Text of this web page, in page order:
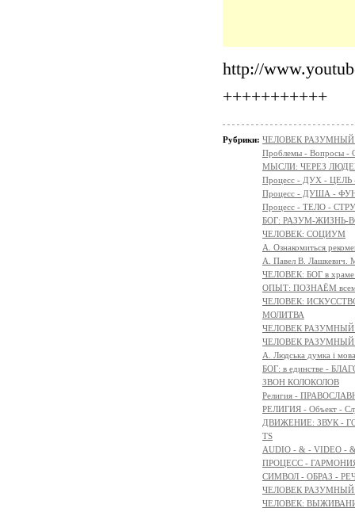
http://
+++++++++++
Рубрики: ЧЕЛОВЕК РАЗУМНЫЙ:
Проблемы - Вопросы -
МЫСЛИ: ЧЕРЕЗ
Процесс - ДУХ -
Процесс - ДУША -
Процесс - ТЕЛО -
БОГ: РАЗУМ-ЖИЗНЬ-
ЧЕЛОВЕК: СОЦИУМ
А. Ознакомиться
А. Павел В. Лашкевич.
ЧЕЛОВЕК: БОГ в
ОПЫТ: ПОЗНАЁМ всем
ЧЕЛОВЕК:
МОЛИТВА
ЧЕЛОВЕК РАЗУМНЫЙ:
ЧЕЛОВЕК
A. Людська думка і мова
БОГ: в единстве -
ЗВОН КОЛОКОЛОВ
Религия -
РЕЛИГИЯ - Объект -
ДВИЖЕНИЕ: ЗВУК -
TS
AUDIO - & - VIDEO -
ПРОЦЕСС -
СИМВОЛ - ОБРАЗ -
ЧЕЛОВЕК
ЧЕЛОВЕК: ВЫЖИВАНИЕ